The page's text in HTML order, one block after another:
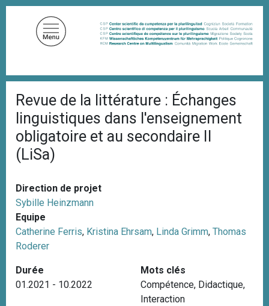
i
l
d
A
r
i
n
e
Revue de la littérature : Échanges
linguistiques dans l'enseignement
obligatoire et au secondaire II
(LiSa)
Direction de projet
Sybille Heinzmann
Equipe
Catherine Ferris, Kristina Ehrsam, Linda Grimm, Thomas
Roderer
Durée
01.2021 - 10.2022
Mots clés
Compétence, Didactique,
Interaction